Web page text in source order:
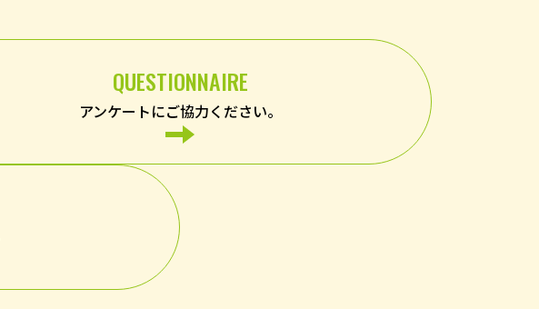
QUESTIONNAIRE
アンケートにご協力ください。